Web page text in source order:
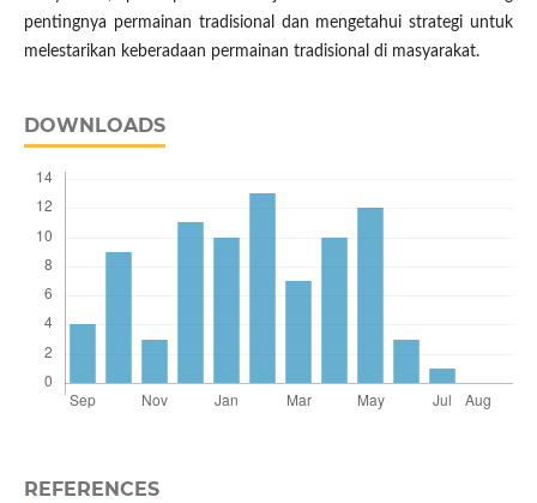
pentingnya permainan tradisional dan mengetahui strategi untuk
melestarikan keberadaan permainan tradisional di masyarakat.
DOWNLOADS
REFERENCES